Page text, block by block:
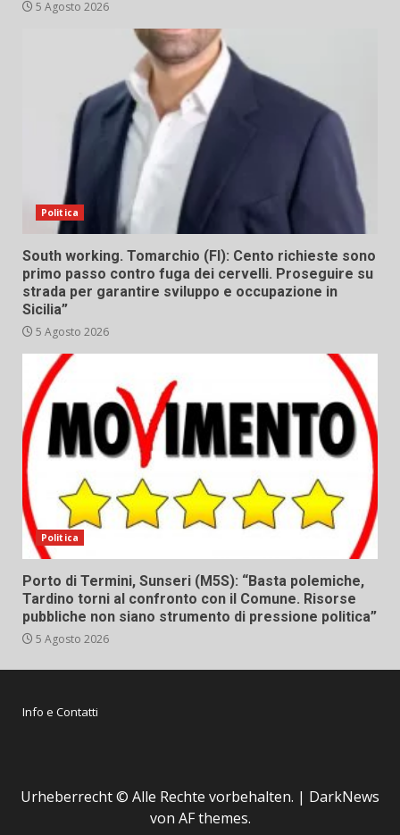
5 Agosto 2026
Politica
South working. Tomarchio (FI): Cento richieste sono
primo passo contro fuga dei cervelli. Proseguire su
strada per garantire sviluppo e occupazione in
Sicilia”
5 Agosto 2026
Politica
Porto di Termini, Sunseri (M5S): “Basta polemiche,
Tardino torni al confronto con il Comune. Risorse
pubbliche non siano strumento di pressione politica”
5 Agosto 2026
Info e Contatti
Urheberrecht © Alle Rechte vorbehalten. | DarkNews
von AF themes.